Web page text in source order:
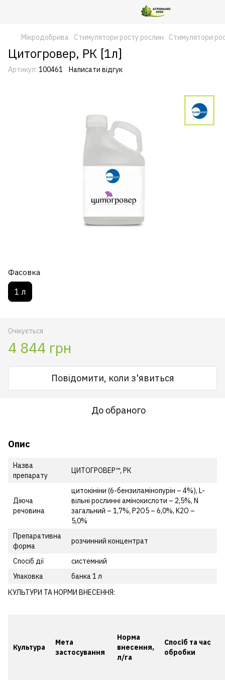
Мікродобрива Стимулятори росту рослин Стимулятори
Цитогровер, РК [1л]
Артикул: 100461 Написати відгук
Фасовка
1 л
Очікується
4 844 грн
Повідомити, коли з'явиться
До обраного
Опис
Назва
препарату
ЦИТОГРОВЕР™, РК
Діюча
речовина
цитокініни (6-бензиламінопурін – 4%), L-
вільні рослинні амінокислоти – 2,5%, N
загальний – 1,7%, P2O5 – 6,0%, K2O –
5,0%
Препаративна
форма
розчинний концентрат
Спосіб дії
системний
Упаковка
банка 1 л
КУЛЬТУРИ ТА НОРМИ ВНЕСЕННЯ:
Культура
Мета
застосування
Норма
внесення,
л/га
Спосіб та час
обробки